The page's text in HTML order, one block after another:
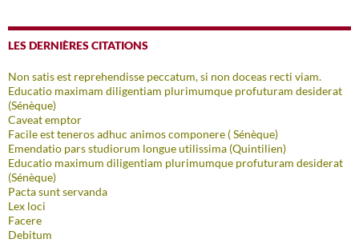
LES DERNIÈRES CITATIONS
Non satis est reprehendisse peccatum, si non doceas recti viam.
Educatio maximam diligentiam plurimumque profuturam desiderat
(Sénèque)
Caveat emptor
Facile est teneros adhuc animos componere ( Sénèque)
Emendatio pars studiorum longue utilissima (Quintilien)
Educatio maximum diligentiam plurimumque profuturam desiderat
(Sénèque)
Pacta sunt servanda
Lex loci
Facere
Debitum